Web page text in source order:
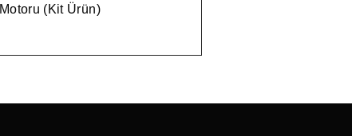
Motoru (Kit Ürün)